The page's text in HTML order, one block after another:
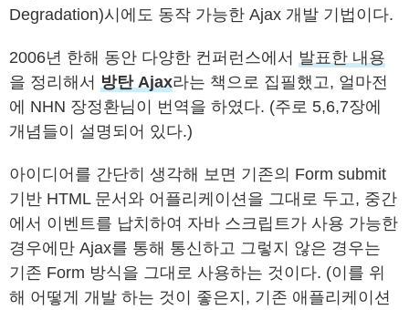
Degradation)시에도 동작 가능한 Ajax 개발 기법이다.
2006년 한해 동안 다양한 컨퍼런스에서 발표한 내용
을 정리해서 방탄 Ajax라는 책으로 집필했고, 얼마전
에 NHN 장정환님이 번역을 하였다. (주로 5,6,7장에
개념들이 설명되어 있다.)
아이디어를 간단히 생각해 보면 기존의 Form submit
기반 HTML 문서와 어플리케이션을 그대로 두고, 중간
에서 이벤트를 납치하여 자바 스크립트가 사용 가능한
경우에만 Ajax를 통해 통신하고 그렇지 않은 경우는
기존 Form 방식을 그대로 사용하는 것이다. (이를 위
해 어떻게 개발 하는 것이 좋은지, 기존 애플리케이션